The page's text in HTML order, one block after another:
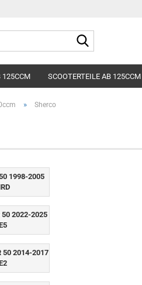
125CCM SCOOTERTEILE AB 125CCM
» Sherco
1998-2005
50 2022-2025
50 2014-2017